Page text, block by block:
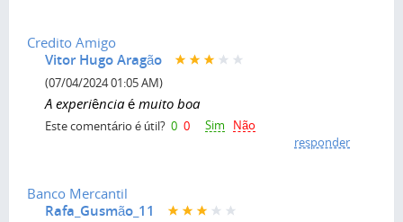
Credito Amigo
Vitor Hugo Aragão
(07/04/2024 01:05 AM)
A experiência é muito boa
Este comentário é útil? 0 0 Sim
Não
responder
Banco Mercantil
Rafa_Gusmão_11